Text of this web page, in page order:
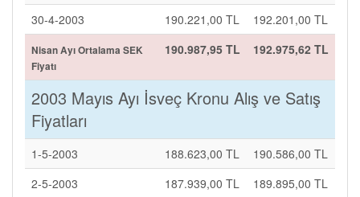
30-4-2003
190.221,00 TL 192.201,00 TL
Nisan Ayı Ortalama SEK
Fiyatı
190.987,95 TL 192.975,62 TL
2003 Mayıs Ayı İsveç Kronu Alış ve Satış
Fiyatları
1-5-2003 188.623,00 TL
190.586,00 TL
2-5-2003
187.939,00 TL
189.895,00 TL